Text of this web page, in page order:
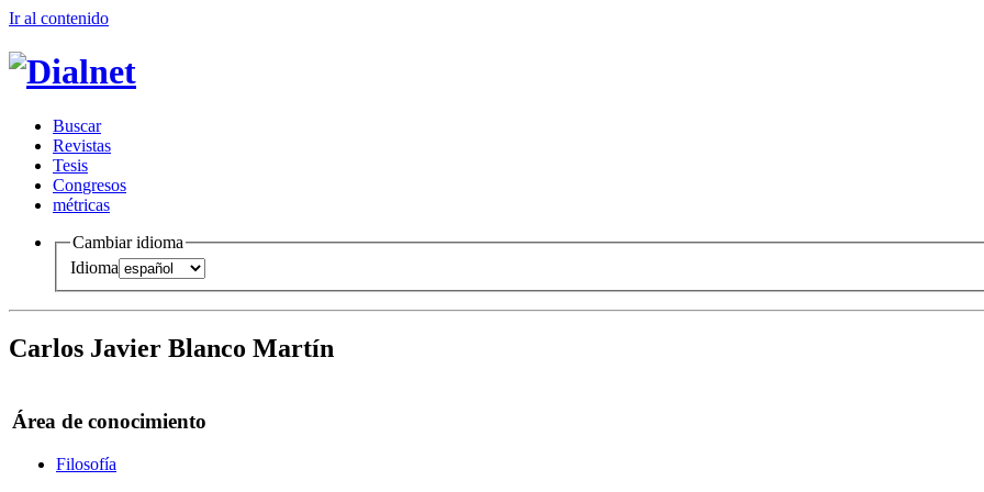
Ir al contenido
Buscar
Revistas
Tesis
Congresos
métricas
Cambiar idioma
Idioma
Carlos Javier Blanco Martín
Área de conocimiento
Filosofía